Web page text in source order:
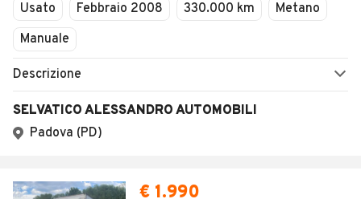
Usato Febbraio 2008 330.000 km
Metano
Manuale
Descrizione
SELVATICO ALESSANDRO AUTOMOBILI
Padova (PD)
€ 1.990